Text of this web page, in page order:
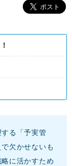
る「予実管
欠かせないも
に活かすため